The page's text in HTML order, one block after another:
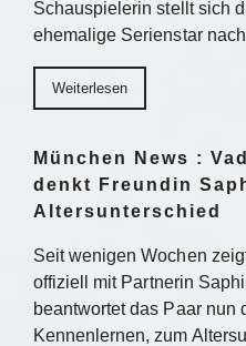
Schauspielerin stellt sich
ehemalige Serienstar
Weiterlesen
München News :
denkt Freundin
Altersunterschied
Seit wenigen Wochen
offiziell mit Partnerin
beantwortet das Paar nun
Kennenlernen, zum